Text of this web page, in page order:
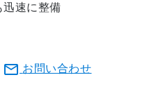
迅速に整備
お問い合わせ